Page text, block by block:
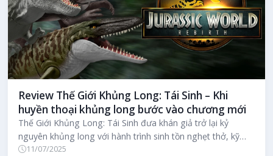
Review Thế Giới Khủng Long: Tái Sinh – Khi
huyền thoại khủng long bước vào chương mới
Thế Giới Khủng Long: Tái Sinh đưa khán giả trở lại kỷ
nguyên khủng long với hành trình sinh tồn nghẹt thở, kỹ
xảo mãn nhãn và sự g...
11/07/2025